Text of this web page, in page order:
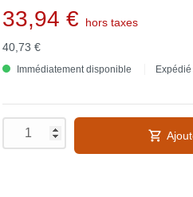
33,94 €
hors taxes
40,73 €
Immédiatement disponible